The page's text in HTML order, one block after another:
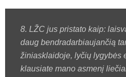
8. LŽC jus pristato kaip:
daug bendradarbiaujančią
žiniasklaidoje, lyčių lygybės
klausiate mano asmenį